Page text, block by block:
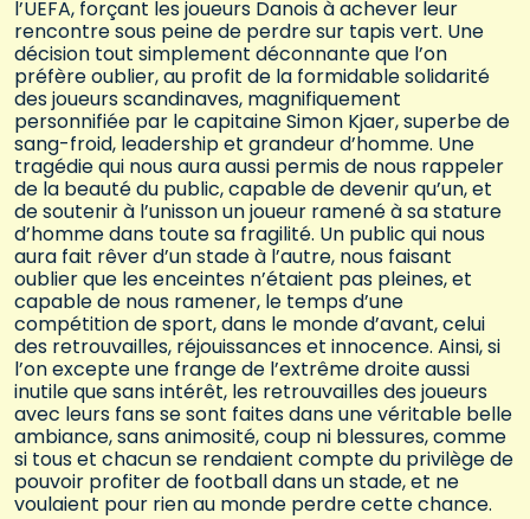
l’UEFA, forçant les joueurs Danois à achever leur
rencontre sous peine de perdre sur tapis vert. Une
décision tout simplement déconnante que l’on
préfère oublier, au profit de la formidable solidarité
des joueurs scandinaves, magnifiquement
personnifiée par le capitaine Simon Kjaer, superbe de
sang-froid, leadership et grandeur d’homme. Une
tragédie qui nous aura aussi permis de nous rappeler
de la beauté du public, capable de devenir qu’un, et
de soutenir à l’unisson un joueur ramené à sa stature
d’homme dans toute sa fragilité. Un public qui nous
aura fait rêver d’un stade à l’autre, nous faisant
oublier que les enceintes n’étaient pas pleines, et
capable de nous ramener, le temps d’une
compétition de sport, dans le monde d’avant, celui
des retrouvailles, réjouissances et innocence. Ainsi, si
l’on excepte une frange de l’extrême droite aussi
inutile que sans intérêt, les retrouvailles des joueurs
avec leurs fans se sont faites dans une véritable belle
ambiance, sans animosité, coup ni blessures, comme
si tous et chacun se rendaient compte du privilège de
pouvoir profiter de football dans un stade, et ne
voulaient pour rien au monde perdre cette chance.